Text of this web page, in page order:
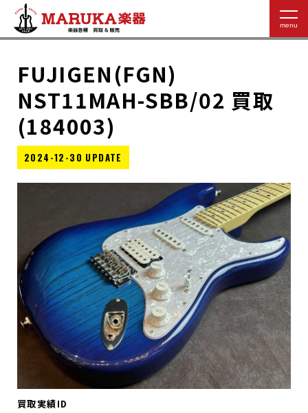
FUJIGEN(FGN)
NST11MAH-SBB/02 買取
(184003)
2024-12-30 UPDATE
買取実績ID